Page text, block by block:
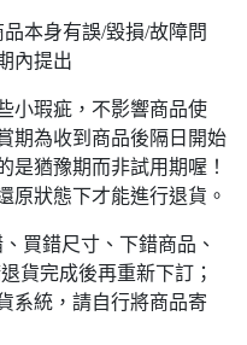
本身有誤/毀損/故障問
內提出
小瑕疵，不影響商品使
期為收到商品後隔日開始
是猶豫期而非試用期喔！
原狀態下才能進行退貨。
買錯尺寸、下錯商品、
貨完成後再重新下訂；
系統，請自行將商品寄